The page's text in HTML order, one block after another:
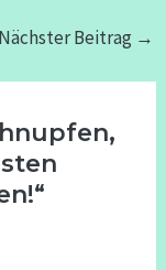
Nächster Beitrag →